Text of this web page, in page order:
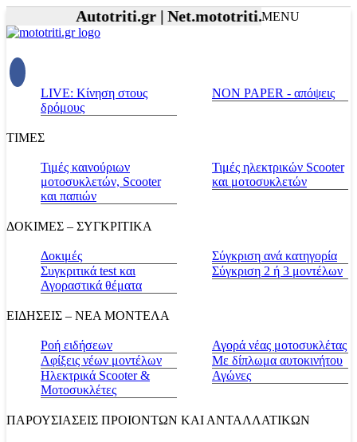
Autotriti.gr |Net.mototriti.gr |Προϊόντα &
MENU
LIVE: Κίνηση στους
δρόμους
NON PAPER - απόψεις
ΤΙΜΕΣ
Τιμές καινούριων
μοτοσυκλετών, Scooter
και παπιών
Τιμές ηλεκτρικών Scooter
και μοτοσυκλετών
ΔΟΚΙΜΕΣ – ΣΥΓΚΡΙΤΙΚΑ
Δοκιμές
Συγκριτικά test και
Αγοραστικά θέματα
Σύγκριση ανά κατηγορία
Σύγκριση 2 ή 3 μοντέλων
ΕΙΔΗΣΕΙΣ – ΝΕΑ ΜΟΝΤΕΛΑ
Ροή ειδήσεων
Αφίξεις νέων μοντέλων
Ηλεκτρικά Scooter &
Μοτοσυκλέτες
Αγορά νέας μοτοσυκλέτας
Με δίπλωμα αυτοκινήτου
Αγώνες
ΠΑΡΟΥΣΙΑΣΕΙΣ ΠΡΟΙΟΝΤΩΝ ΚΑΙ ΑΝΤΑΛΛΑΤΙΚΩΝ